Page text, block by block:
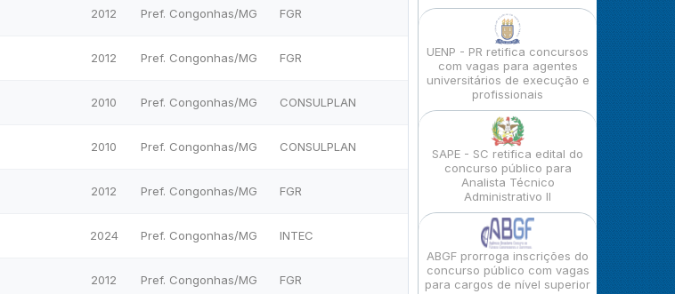
2012 Pref. Congonhas/MG FGR
2012 Pref. Congonhas/MG FGR
2010 Pref. Congonhas/MG CONSULPLAN
2010 Pref. Congonhas/MG CONSULPLAN
2012 Pref. Congonhas/MG FGR
2024 Pref. Congonhas/MG INTEC
2012 Pref. Congonhas/MG FGR
UENP - PR retifica concursos
com vagas para agentes
universitários de execução e
profissionais
SAPE - SC retifica edital do
concurso público para
Analista Técnico
Administrativo II
ABGF prorroga inscrições do
concurso público com vagas
para cargos de nível superior